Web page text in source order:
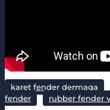
karet fender dermaga
fender
rubber fender v